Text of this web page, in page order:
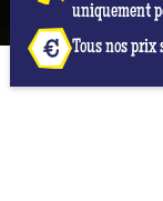
uniquement
Tous nos